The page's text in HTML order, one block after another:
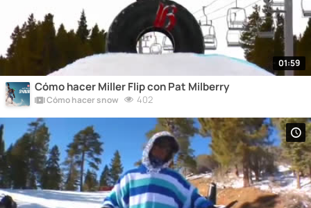
01:59
Cómo hacer Miller Flip con Pat Milberry
Cómo hacer snow 402